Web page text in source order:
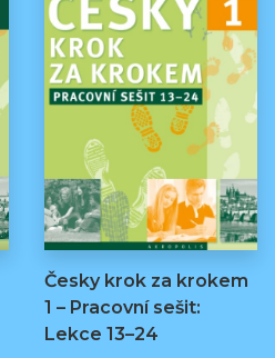
Česky krok za krokem
1 – Pracovní sešit:
Lekce 13–24